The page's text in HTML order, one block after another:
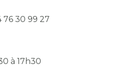
76 30 99 27
à 17h30